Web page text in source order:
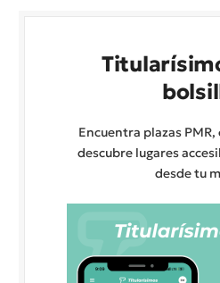
Encuentra plazas
descubre lugares
desde tu